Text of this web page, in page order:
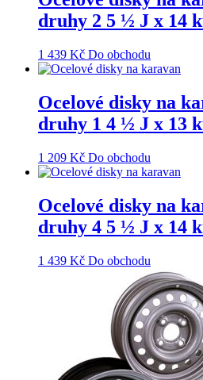
druhy 2 5 ½ J x 14
1 439 Kč Do obchodu
Ocelové disky na
druhy 1 4 ½ J x 13
1 209 Kč Do obchodu
Ocelové disky na
druhy 4 5 ½ J x 14
1 439 Kč Do obchodu